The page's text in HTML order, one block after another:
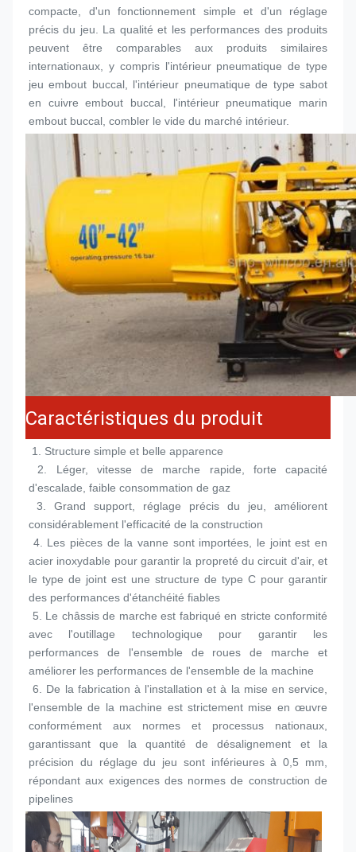
compacte, d'un fonctionnement simple et d'un réglage
précis du jeu. La qualité et les performances des produits
peuvent être comparables aux produits similaires
internationaux, y compris l'intérieur pneumatique de type
jeu embout buccal, l'intérieur pneumatique de type sabot
en cuivre embout buccal
embout buccal , combler le vide du marché intérieur.
Caractéristiques du produit
1. Structure simple et belle apparence
2. Léger, vitesse de marche rapide, forte capacité
d'escalade, faible consommation de gaz
3. Grand support, réglage précis du jeu, améliorent
considérablement l'efficacité de la construction
4. Les pièces de la vanne sont importées, le joint est en
acier inoxydable pour garantir la propreté du circuit d'air, et
le type de joint est une structure de type C pour garantir
des performances d'étanchéité fiables
5. Le châssis de marche est fabriqué en stricte conformité
avec l'outillage technologique pour garantir les
performances de l'ensemble de roues de marche et
améliorer les performances de l'ensemble de la machine
6. De la fabrication à l'installation et à la mise en service,
l'ensemble de la machine est strictement mise en œuvre
conformément aux normes et processus nationaux,
garantissant que la quantité de désalignement et la
précision du réglage du jeu sont inférieures à 0,5 mm,
répondant aux exigences des normes de construction de
pipelines